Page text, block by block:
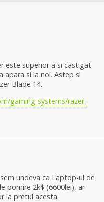
este superior a si castigat
apara si la noi. Astep si
Blade 14.
gaming-systems/razer-
undeva ca Laptop-ul de
pornire 2k$ (6600lei), ar
la pretul acesta.